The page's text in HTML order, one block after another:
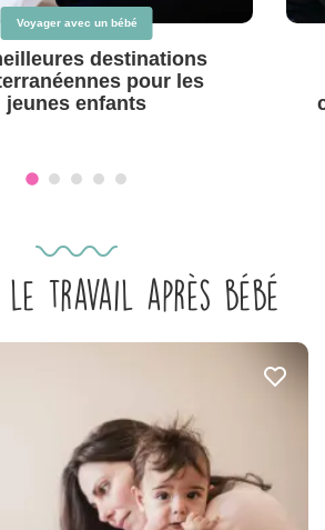
Voyager avec un bébé
destinations
pour les
jeunes enfants
le travail après bébé